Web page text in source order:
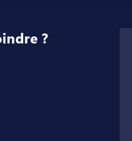
?
ongletonglet
un nouvel onglet
dans un nouvel